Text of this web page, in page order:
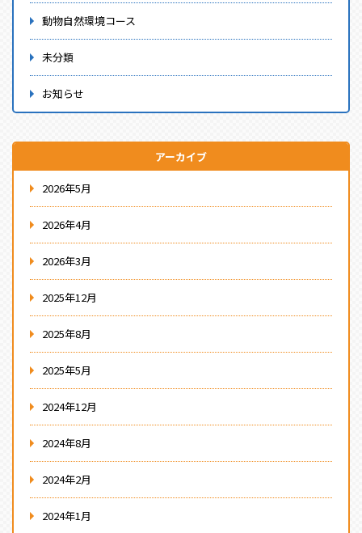
動物自然環境コース
未分類
お知らせ
アーカイブ
2026年5月
2026年4月
2026年3月
2025年12月
2025年8月
2025年5月
2024年12月
2024年8月
2024年2月
2024年1月